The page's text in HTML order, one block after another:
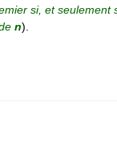
si, et seulement
n).